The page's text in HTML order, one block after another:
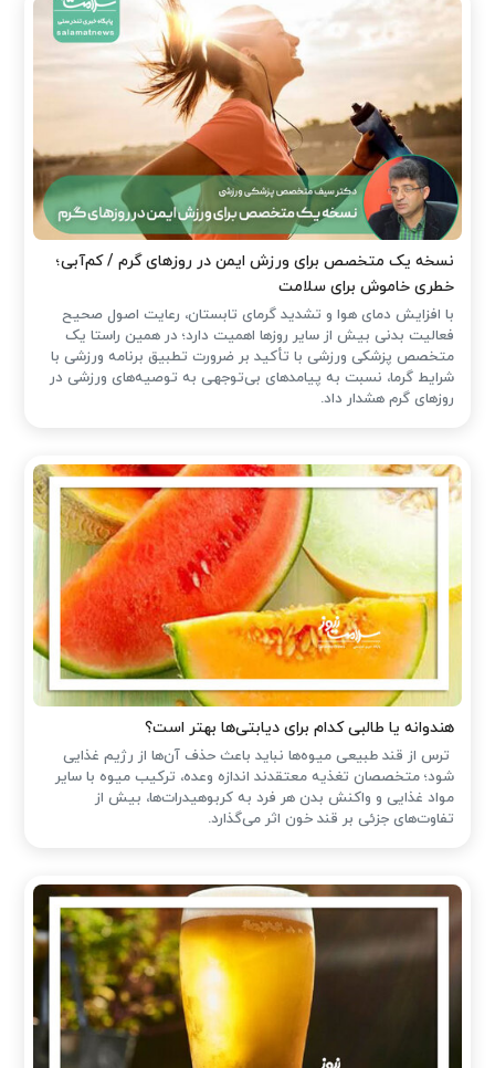
نسخه یک متخصص برای ورزش ایمن در روزهای گرم / کم‌آبی؛
خطری خاموش برای سلامت
با افزایش دمای هوا و تشدید گرمای تابستان، رعایت اصول صحیح
فعالیت بدنی بیش از سایر روزها اهمیت دارد؛ در همین راستا یک
متخصص پزشکی ورزشی با تأکید بر ضرورت تطبیق برنامه ورزشی با
شرایط گرما، نسبت به پیامدهای بی‌توجهی به توصیه‌های ورزشی در
روزهای گرم هشدار داد.
هندوانه یا طالبی کدام برای دیابتی‌ها بهتر است؟
ترس از قند طبیعی میوه‌ها نباید باعث حذف آن‌ها از رژیم غذایی
شود؛ متخصصان تغذیه معتقدند اندازه وعده، ترکیب میوه با سایر
مواد غذایی و واکنش بدن هر فرد به کربوهیدرات‌ها، بیش از
تفاوت‌های جزئی بر قند خون اثر می‌گذارد.